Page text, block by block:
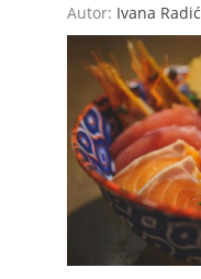
Autor: Ivana Radić